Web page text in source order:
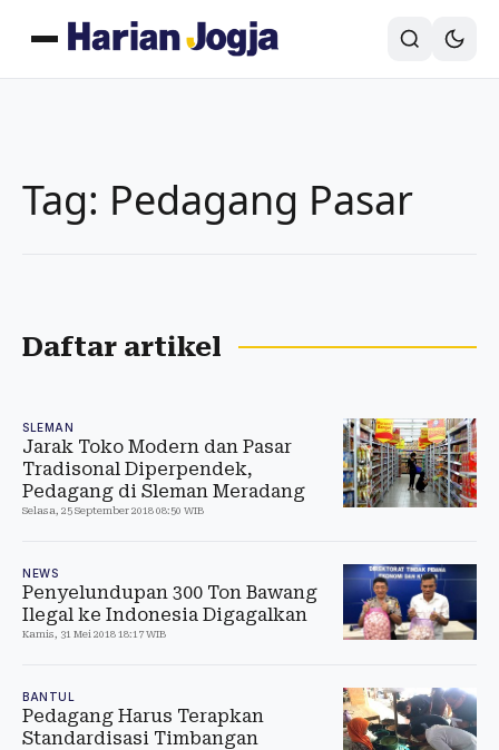
Tag: Pedagang Pasar
Daftar artikel
SLEMAN
Jarak Toko Modern dan Pasar
Tradisonal Diperpendek,
Pedagang di Sleman Meradang
Selasa, 25 September 2018 08:50 WIB
NEWS
Penyelundupan 300 Ton Bawang
Ilegal ke Indonesia Digagalkan
Kamis, 31 Mei 2018 18:17 WIB
BANTUL
Pedagang Harus Terapkan
Standardisasi Timbangan